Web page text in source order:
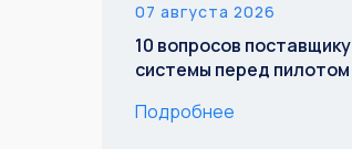
07 августа 2026
10 вопросов
системы перед пилотом
Подробнее